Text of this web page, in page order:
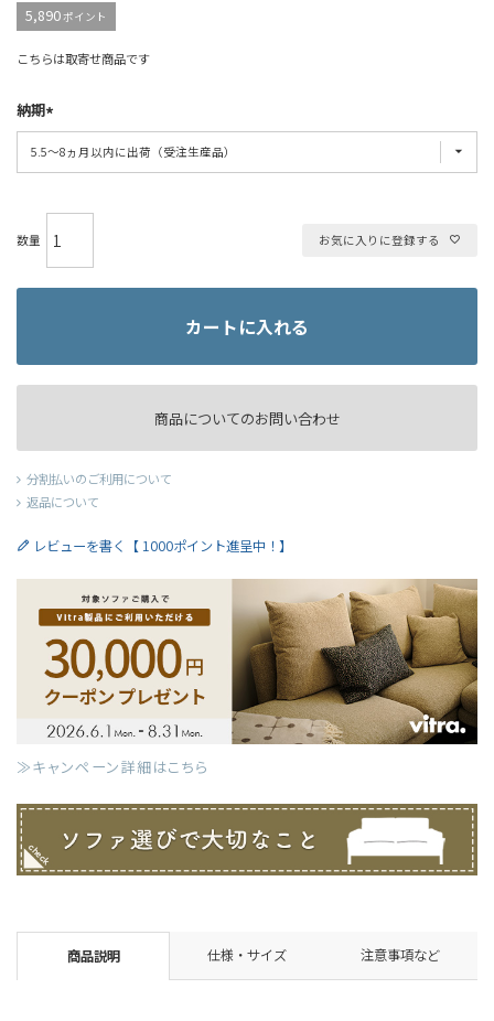
5,890ポイント
こちらは取寄せ商品です
納期
お気に入りに登録する
カートに入れる
商品についてのお問い合わせ
分割払いのご利用について
返品について
レビューを書く【 1000ポイント進呈中！】
≫キャンペーン詳細はこちら
商品説明 仕様・サイズ 注意事項など